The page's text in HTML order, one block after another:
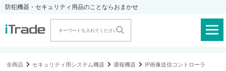
防犯機器・セキュリティ用品のことならおまかせ
全商品 セキュリティ用システム機器 通報機器 IP画像送信コントローラ